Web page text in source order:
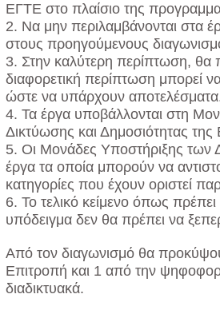
ΕΓΤΕ στο πλαίσιο της
2. Να μην περιλαμβάνονται στα
στους προηγούμενους
3. Στην καλύτερη περίπτωση, θα
διαφορετική περίπτωση μπορεί
ώστε να υπάρχουν
4. Τα έργα υποβάλλονται στη
Δικτύωσης και Δημοσιότητας
5. Οι Μονάδες Υποστήριξης
έργα τα οποία μπορούν να
κατηγορίες που έχουν οριστεί
6. Το τελικό κείμενο όπως
υπόδειγμα δεν θα πρέπει να
Από τον διαγωνισμό θα
Επιτροπή και 1 από την
διαδικτυακά.